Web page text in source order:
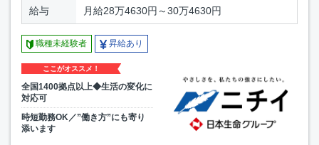
給与 月給28万4630円～30万4630円
職種未経験者 昇給あり
ここがオススメ！
全国1400拠点以上◆生活の変化に
対応可
時短勤務OK／”働き方”にも寄り
添います